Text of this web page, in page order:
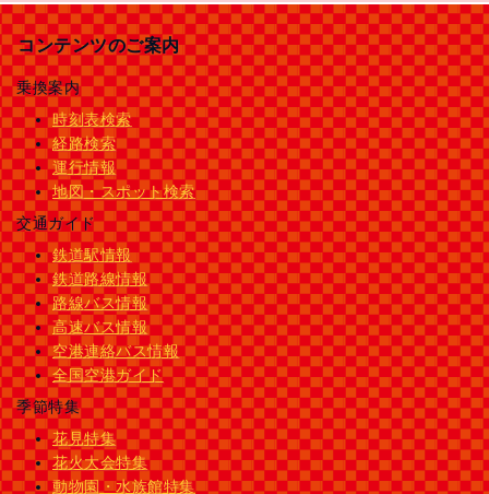
コンテンツのご案内
乗換案内
時刻表検索
経路検索
運行情報
地図・スポット検索
交通ガイド
鉄道駅情報
鉄道路線情報
路線バス情報
高速バス情報
空港連絡バス情報
全国空港ガイド
季節特集
花見特集
花火大会特集
動物園・水族館特集